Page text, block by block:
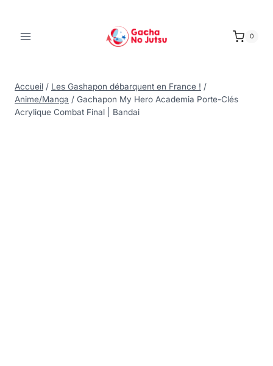
0
Accueil / Les Gashapon débarquent en France ! /
Anime/Manga / Gachapon My Hero Academia Porte-Clés
Acrylique Combat Final | Bandai